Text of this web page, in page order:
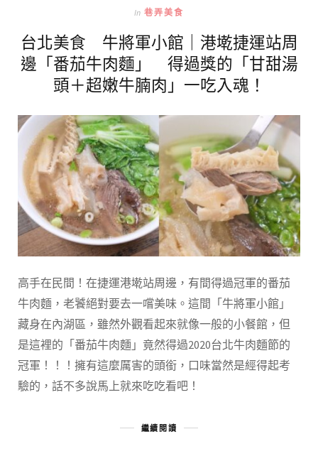
In 巷弄美食
台北美食 牛將軍小館｜港墘捷運站周
邊「番茄牛肉麵」 得過獎的「甘甜湯
頭＋超嫩牛腩肉」一吃入魂！
高手在民間！在捷運港墘站周邊，有間得過冠軍的番茄
牛肉麵，老饕絕對要去一嚐美味。這間「牛將軍小館」
藏身在內湖區，雖然外觀看起來就像一般的小餐館，但
是這裡的「番茄牛肉麵」竟然得過2020台北牛肉麵節的
冠軍！！！擁有這麼厲害的頭銜，口味當然是經得起考
驗的，話不多說馬上就來吃吃看吧！
繼續閱讀